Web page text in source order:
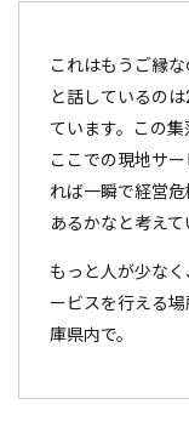
これはもうご縁
と話しているの
ています。この
ここでの現地サ
れば一瞬で経営
あるかなと考えて
もっと人が少な
ービスを行える
庫県内で。